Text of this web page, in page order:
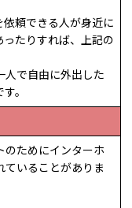
頼できる人が身近に
たりすれば、上記の
で自由に外出した
。
のためにインターホ
ていることがありま